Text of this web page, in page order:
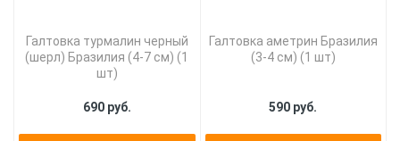
Галтовка турмалин черный
(шерл) Бразилия (4-7 см) (1
шт)
690 руб.
Галтовка аметрин Бразилия
(3-4 см) (1 шт)
590 руб.